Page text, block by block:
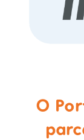
O